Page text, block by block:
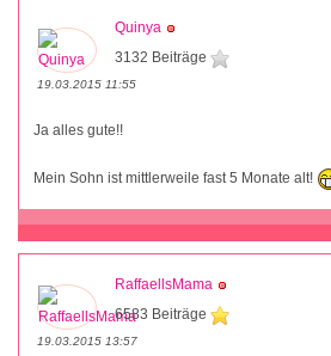
Quinya
3132 Beiträge
19.03.2015 11:55
Ja alles gute!!
Mein Sohn ist mittlerweile fast 5 Monate alt!
RaffaellsMama
6583 Beiträge
19.03.2015 13:57